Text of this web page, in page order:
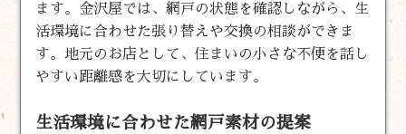
ます。金沢屋では、網戸の状態を確認しながら、生
活環境に合わせた張り替えや交換の相談ができま
す。地元のお店として、住まいの小さな不便を話し
やすい距離感を大切にしています。
生活環境に合わせた網戸素材の提案